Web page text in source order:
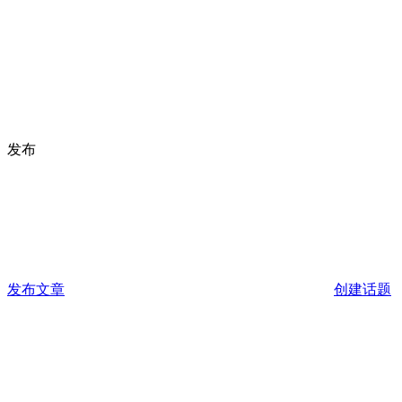
发布
发布文章 创建话题